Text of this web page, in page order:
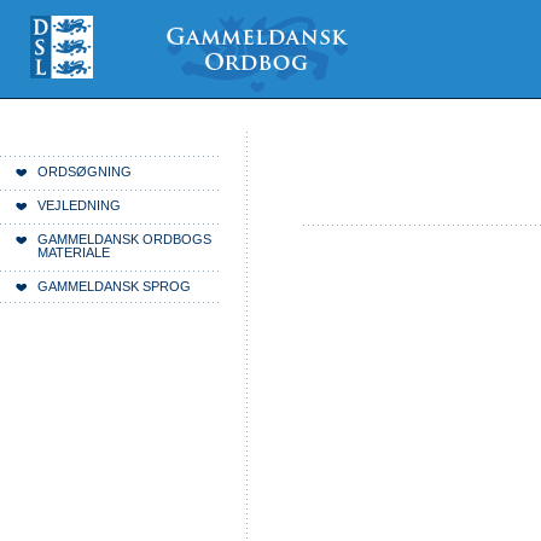
indhold
Videre
værktøjer
ORDSØGNING
VEJLEDNING
GAMMELDANSK ORDBOGS
MATERIALE
GAMMELDANSK SPROG